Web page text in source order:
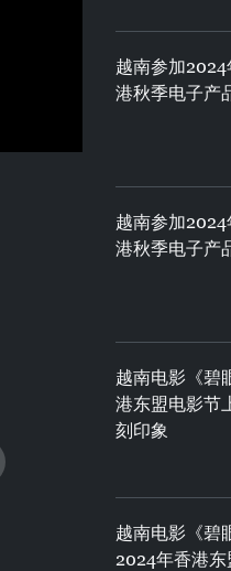
越南参加2024
港秋季电子产
越南参加2024
港秋季电子产
越南电影《碧
港东盟电影节
刻印象
越南电影《碧
2024年香港东